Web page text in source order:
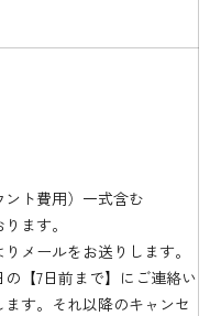
ト費用）一式含む
ます。
メールをお送りします。
【7日前まで】にご連絡い
す。それ以降のキャンセ